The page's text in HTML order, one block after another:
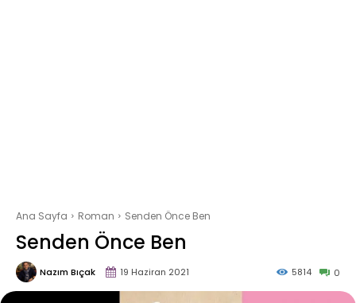
Ana Sayfa Roman Senden Önce Ben
Senden Önce Ben
Nazım Bıçak 19 Haziran 2021 0
5814